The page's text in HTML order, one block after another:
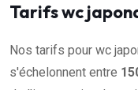
Tarifs wc
Nos tarifs pour wc
s'échelonnent entre